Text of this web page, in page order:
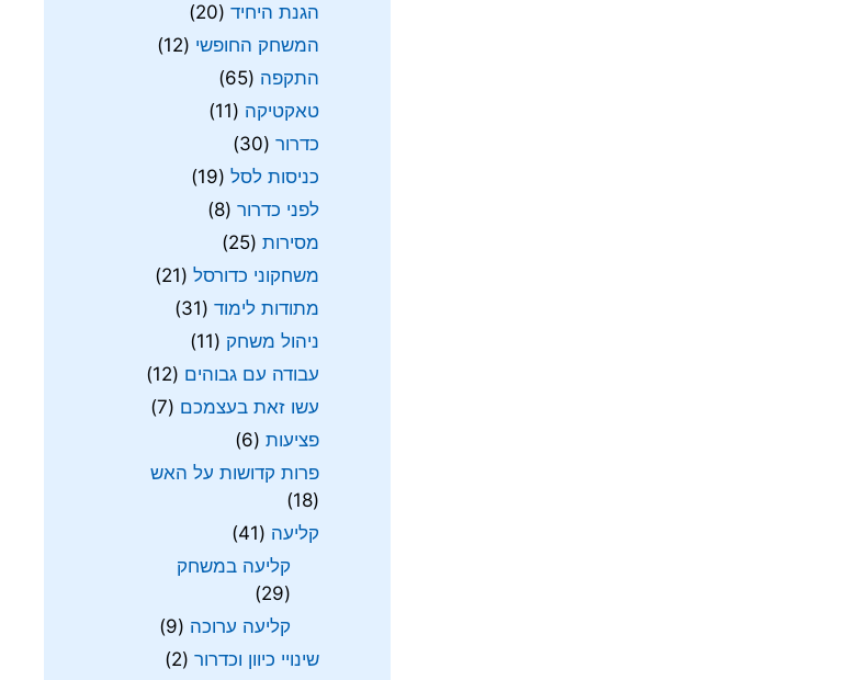
הגנת היחיד (20)
המשחק החופשי (12)
התקפה (65)
טאקטיקה (11)
כדרור (30)
כניסות לסל (19)
לפני כדרור (8)
מסירות (25)
משחקוני כדורסל (21)
מתודות לימוד (31)
ניהול משחק (11)
עבודה עם גבוהים (12)
עשו זאת בעצמכם (7)
פציעות (6)
פרות קדושות על האש
(18)
קליעה (41)
קליעה במשחק
(29)
קליעה ערוכה (9)
שינויי כיוון וכדרור (2)